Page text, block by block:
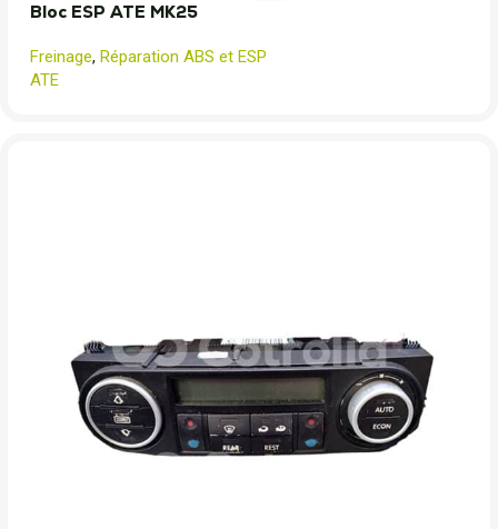
Bloc ESP ATE MK25
Freinage, Réparation ABS et ESP
ATE